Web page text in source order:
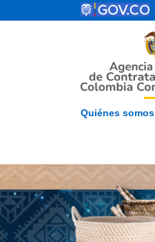
Pasar al contenido principal
Quiénes somos